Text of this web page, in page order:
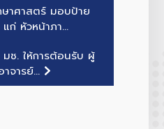
าศาสตร์ มอบป้าย
ก่ หัวหน้าภา...
ช. ให้การต้อนรับ ผู้
จารย์...